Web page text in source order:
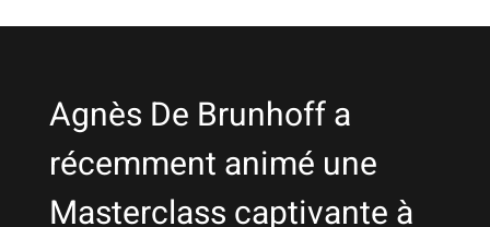
Agnès De Brunhoff a
récemment animé une
Masterclass captivante à